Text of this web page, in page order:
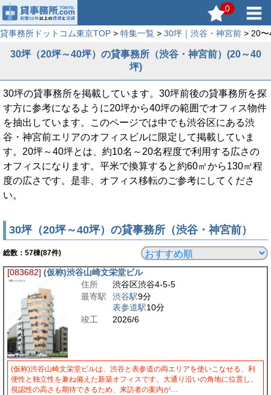
0
貸事務所ドットコム東京TOP > 特集一覧 > 30坪｜渋谷・神宮前 > 20
30坪（20坪～40坪）の貸事務所（渋谷・神宮前）(20～40
坪)
30坪の貸事務所を掲載しています。30坪前後の貸事務所を探
す方に参考になるように20坪から40坪の範囲でオフィス物件
を抽出しています。このページでは中でも渋谷区にある渋
谷・神宮前エリアのオフィスビルに限定して掲載していま
す。20坪～40坪とは、約10名～20名程度で利用する広さの
オフィスになります。平米で換算すると約60㎡から130㎡程
度の広さです。是非、オフィス移転のご参考にしてくださ
い。
30坪（20坪～40坪）の貸事務所（渋谷・神宮前）
総数： 57棟(87件)
[083682] (仮称)渋谷山崎文栄堂ビル
住所
渋谷区渋谷4-5-5
最寄駅
渋谷駅9分
表参道駅10分
竣工
2026/6
(仮称)渋谷山崎文栄堂ビルは、渋谷と表参道の両エリアを使いこなせる、利
便性と独立性を兼ね備えた新築オフィスです。大通り沿いの角地に位置し、
視認性の高さも期待できるため、来訪者の案内が…